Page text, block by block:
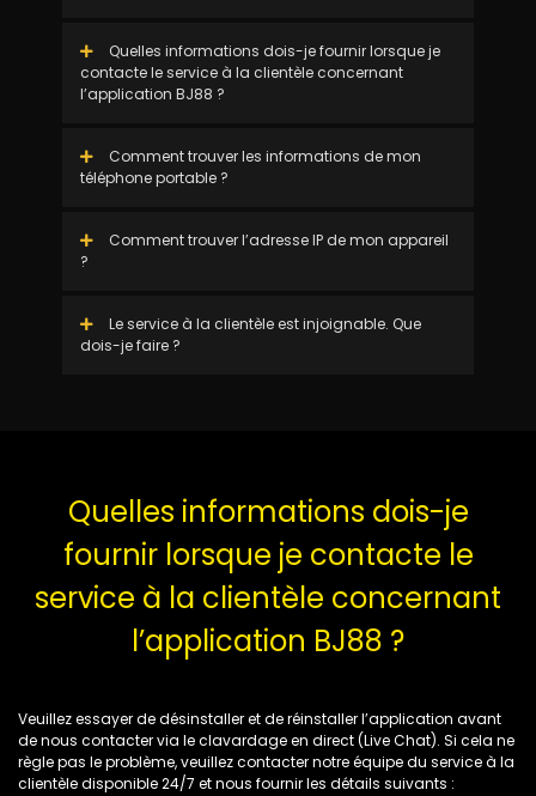
Quelles informations dois-je fournir lorsque je
contacte le service à la clientèle concernant
l’application BJ88 ?
Comment trouver les informations de mon
téléphone portable ?
Comment trouver l’adresse IP de mon appareil
?
Le service à la clientèle est injoignable. Que
dois-je faire ?
Quelles informations dois-je
fournir lorsque je contacte le
service à la clientèle concernant
l’application BJ88 ?
Veuillez essayer de désinstaller et de réinstaller l’application avant
de nous contacter via le clavardage en direct (Live Chat). Si cela ne
règle pas le problème, veuillez contacter notre équipe du service à la
clientèle disponible 24/7 et nous fournir les détails suivants :